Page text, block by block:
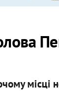
місці